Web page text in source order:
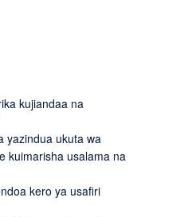
kujiandaa na
yazindua ukuta wa
kuimarisha usalama na
kero ya usafiri